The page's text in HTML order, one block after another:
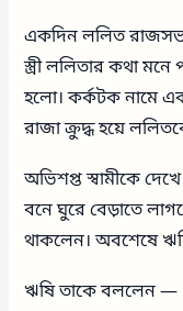
একদিন ললিত
স্ত্রী ললিতার কথা
হলো। কর্কটক নামে
রাজা ক্রুদ্ধ হয়ে
অভিশপ্ত স্বামীকে
বনে ঘুরে বেড়াতে
থাকলেন। অবশেষে
ঋষি তাকে বললেন —